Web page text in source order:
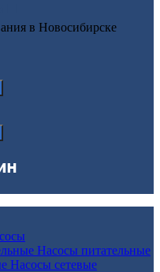
в Новосибирске
Насосы питательные
Насосы сетевые